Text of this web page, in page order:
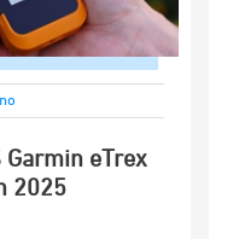
Garmin eTrex
2025